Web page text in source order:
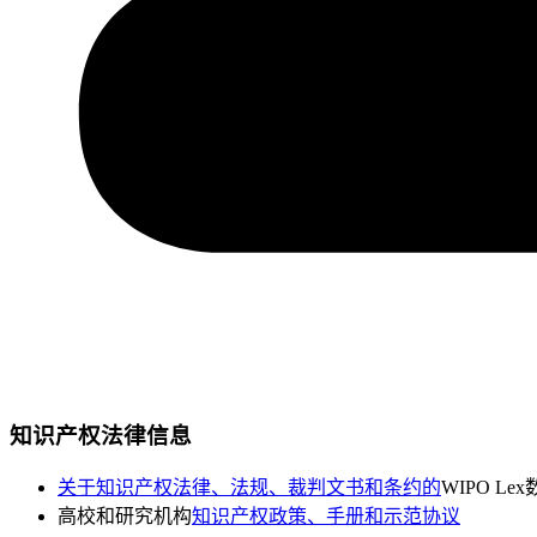
知识产权法律信息
关于知识产权法律、法规、裁判文书和条约的WIPO Lex
高校和研究机构知识产权政策、手册和示范协议